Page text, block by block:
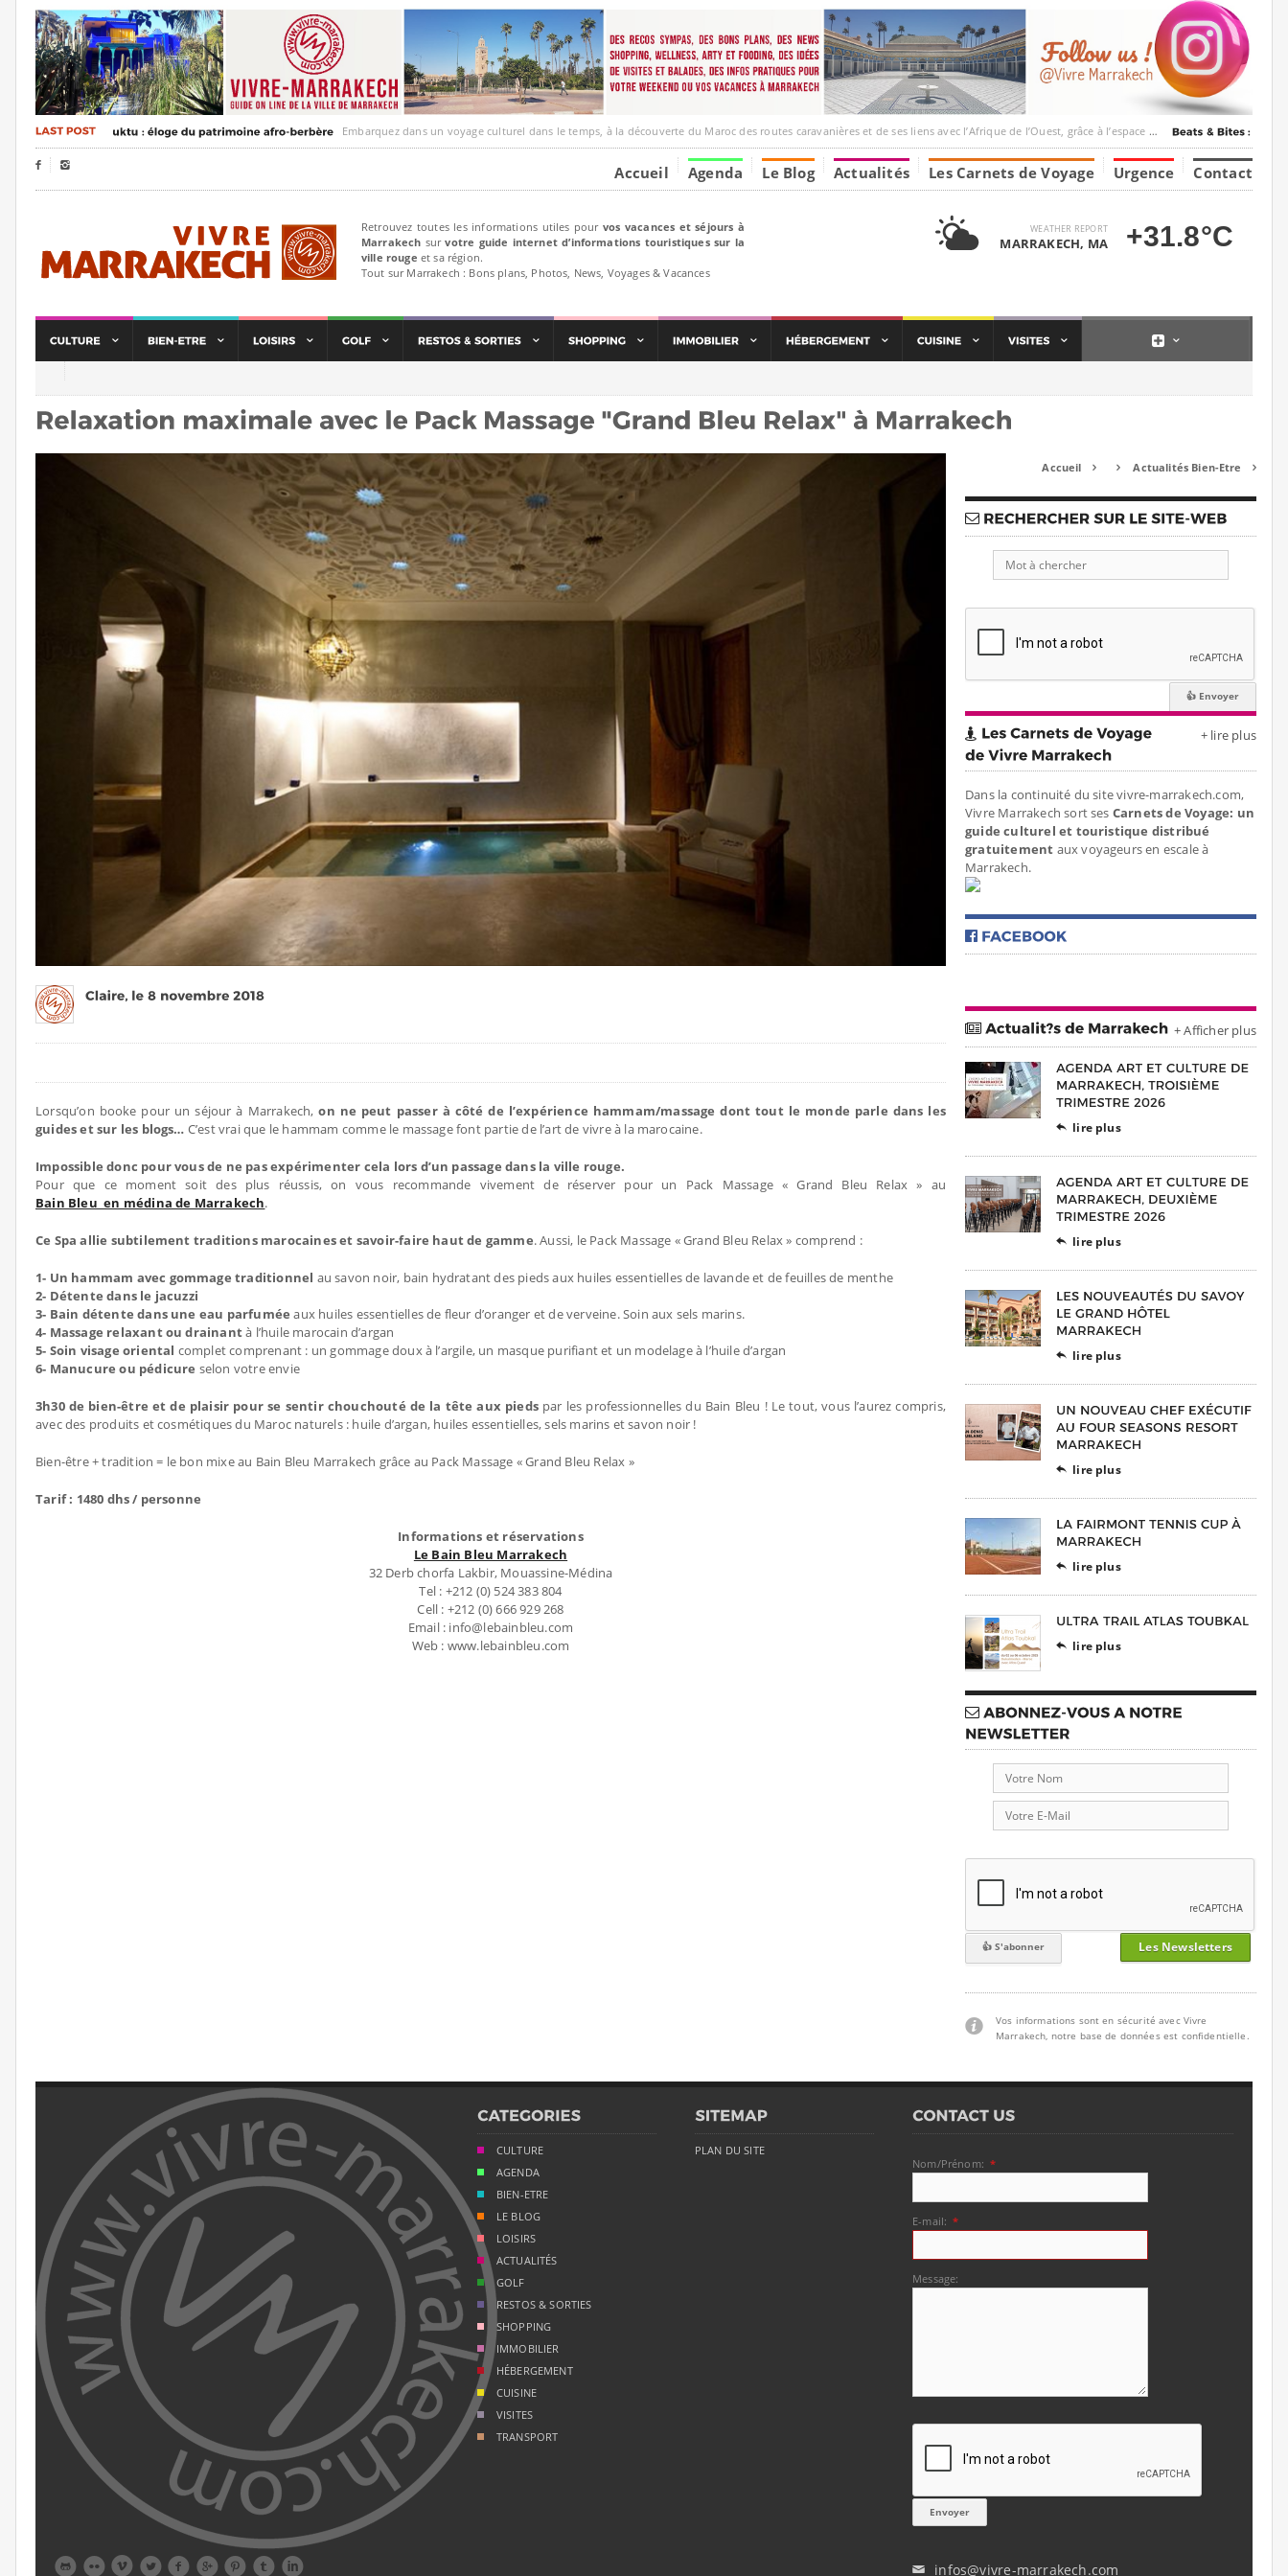
Embarquez dans un voyage culturel dans le temps, à la découverte du Maroc des routes caravanières et de ses liens avec l’Afrique de l’Ouest, grâce à l’espace Marrakesh-Tumbuktu.
  Accueil Agenda Le Blog Actualités Les Carnets de Voyage Urgence Contact
Retrouvez toutes les informations utiles pour vos vacances et séjours à
Marrakech survotre guide internet d’informations touristiques sur la
ville rouge et sa région.
Tout sur Marrakech : Bons plans, Photos, News, Voyages & Vacances
WEATHER REPORT
MARRAKECH, MA +31.8°C
Lorsqu’on booke pour un séjour à Marrakech,on ne peut passer à côté de l’expérience hammam/massage dont tout le monde parle dans les
guides et sur les blogs… C’est vrai que le hammam comme le massage font partie de l’art de vivre à la marocaine.
Impossible donc pour vous de ne pas expérimenter cela lors d’un passage dans la ville rouge.
Pour que ce moment soit des plus réussis, on vous recommande vivement de réserver pour un Pack Massage « Grand Bleu Relax » au
Bain Bleu en médina de Marrakech.
Ce Spa allie subtilement traditions marocaines et savoir-faire haut de gamme. Aussi, le Pack Massage « Grand Bleu Relax » comprend :
1- Un hammam avec gommage traditionnel au savon noir, bain hydratant des pieds aux huiles essentielles de lavande et de feuilles de menthe
2- Détente dans le jacuzzi
3- Bain détente dans une eau parfuméeaux huiles essentielles de fleur d’oranger et de verveine. Soin aux sels marins.
4- Massage relaxant ou drainantà l’huile marocain d’argan
5- Soin visage oriental complet comprenant : un gommage doux à l’argile, un masque purifiant et un modelage à l’huile d’argan
6- Manucure ou pédicure selon votre envie
3h30 de bien-être et de plaisir pour se sentir chouchouté de la tête aux pieds par les professionnelles du Bain Bleu ! Le tout, vous l’aurez compris,
avec des produits et cosmétiques du Maroc naturels : huile d’argan, huiles essentielles, sels marins et savon noir !
Bien-être + tradition = le bon mixe au Bain Bleu Marrakech grâce au Pack Massage « Grand Bleu Relax »
Tarif : 1480 dhs / personne
Informations et réservations
Le Bain Bleu Marrakech
32 Derb chorfa Lakbir, Mouassine-Médina
Tel : +212 (0) 524 383 804
Cell : +212 (0) 666 929 268
Email : info@lebainbleu.com
Web : www.lebainbleu.com
Accueil   Actualités Bien-Etre 
+ lire plus
Dans la continuité du site vivre-marrakech.com,
Vivre Marrakech sort ses Carnets de Voyage: un
guide culturel et touristique distribué
gratuitement aux voyageurs en escale à
Marrakech.
+ Afficher plus
 lire plus
 lire plus
 lire plus
 lire plus
 lire plus
 lire plus
Les Newsletters
Vos informations sont en sécurité avec Vivre
Marrakech, notre base de données est confidentielle.
        
CULTURE
AGENDA
BIEN-ETRE
LE BLOG
LOISIRS
ACTUALITÉS
GOLF
RESTOS & SORTIES
SHOPPING
IMMOBILIER
HÉBERGEMENT
CUISINE
VISITES
TRANSPORT
PLAN DU SITE
Nom/Prénom: *
E-mail: *
Message:
✉ infos@vivre-marrakech.com